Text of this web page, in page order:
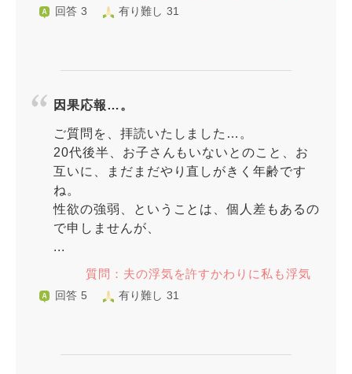
回答 3 有り難し 31
因果応報…。
ご質問を、拝読いたしました…。
20代後半、お子さんもいないとのこと、お
互いに、まだまだやり直しがきく年齢です
ね。
性欲の強弱、ということは、個人差もあるの
で申しませんが、
...
質問：夫の浮気を許すかわりに私も浮気
回答 5 有り難し 31